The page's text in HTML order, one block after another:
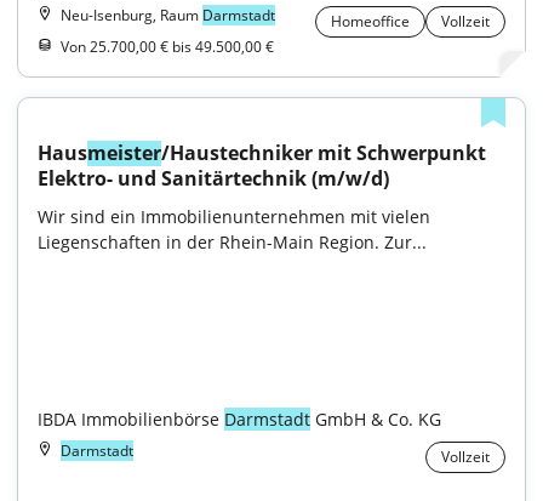
Neu-Isenburg, Raum Darmstadt Homeoffice
Vollzeit
Von 25.700,00 € bis 49.500,00 €
Hausmeister/Haustechniker mit Schwerpunkt
Elektro- und Sanitärtechnik (m/w/d)
Wir sind ein Immobilienunternehmen mit vielen
Liegenschaften in der Rhein-Main Region. Zur...
IBDA Immobilienbörse Darmstadt GmbH & Co. KG
Darmstadt Vollzeit